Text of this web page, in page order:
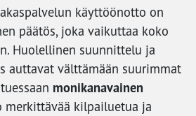
käyttöönotto on
päätös, joka vaikuttaa koko
Huolellinen suunnittelu ja
auttavat välttämään suurimmat
monikanavainen
merkittävää kilpailuetua ja